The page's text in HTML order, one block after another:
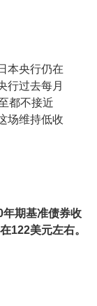
本央行仍在
行过去每月
都不接近
场维持低收
期基准债券收
122美元左右。